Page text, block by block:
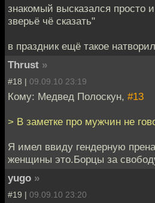
знакомый высказался просто
зверьё чё сказать"
в праздник ещё такое
Thrust »
#18 | 09.09.10 23:19
Кому: Медвед Полоскун, #13
> В заметке про мужчин не
Я имел ввиду гендерную
женщины это.Борцы за
yugo »
#19 | 09.09.10 23:20